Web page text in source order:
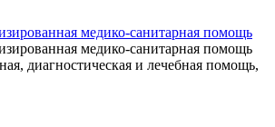
медико-санитарная помощь
медико-санитарная помощь
диагностическая и лечебная помощь,